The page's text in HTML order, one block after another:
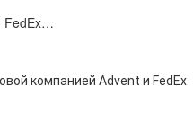
FedEx…
компанией Advent и FedEx